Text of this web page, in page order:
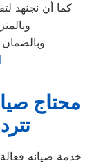
كما أن نجنهد
محتاج
خدمة صيانه